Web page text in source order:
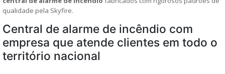
qualidade pela Skyfire.
Central de alarme de incêndio com
empresa que atende clientes em todo o
território nacional